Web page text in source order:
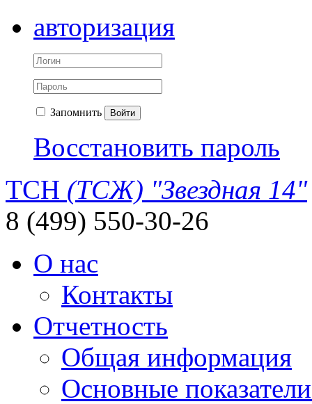
авторизация
Запомнить Войти
Восстановить пароль
ТСН (ТСЖ) "Звездная 14"
8 (499) 550-30-26
О нас
Контакты
Отчетность
Общая информация
Основные